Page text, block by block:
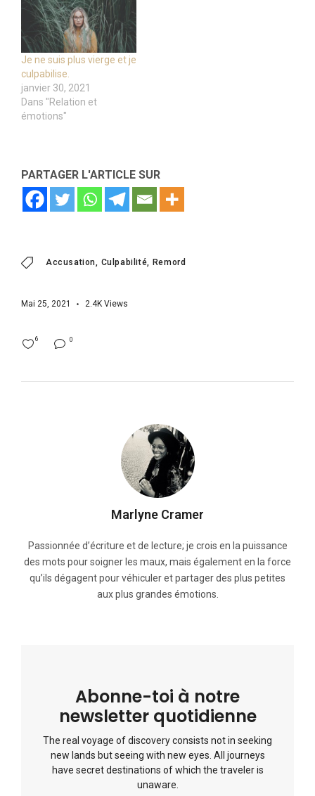
Je ne suis plus vierge et je
culpabilise.
janvier 30, 2021
Dans "Relation et
émotions"
PARTAGER L'ARTICLE SUR
Accusation Culpabilité Remord
Mai 25, 2021 2.4K Views
0
6
Marlyne Cramer
Passionnée d’écriture et de lecture; je crois en la puissance
des mots pour soigner les maux, mais également en la force
qu’ils dégagent pour véhiculer et partager des plus petites
aux plus grandes émotions.
Abonne-toi à notre
newsletter quotidienne
The real voyage of discovery consists not in seeking
new lands but seeing with new eyes. All journeys
have secret destinations of which the traveler is
unaware.